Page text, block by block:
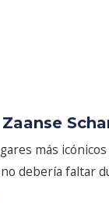
más
debería faltar